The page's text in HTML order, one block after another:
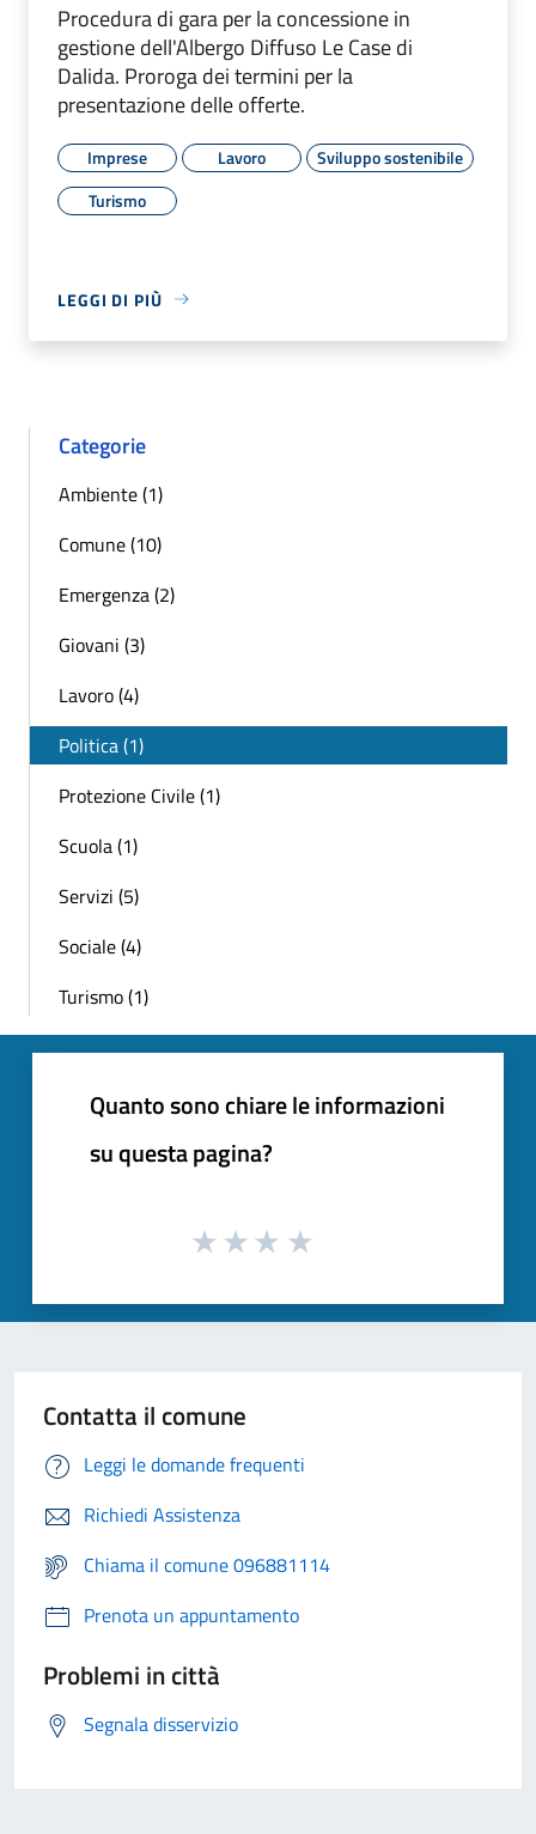
Procedura di gara per la concessione in
gestione dell'Albergo Diffuso Le Case di
Dalida. Proroga dei termini per la
presentazione delle offerte.
Imprese Lavoro
Sviluppo sostenibile
Turismo
LEGGI DI PIÙ
Categorie
Ambiente (1)
Comune (10)
Emergenza (2)
Giovani (3)
Lavoro (4)
Politica (1)
Protezione Civile (1)
Scuola (1)
Servizi (5)
Sociale (4)
Turismo (1)
Quanto sono chiare le informazioni
su questa pagina?
Contatta il comune
Leggi le domande frequenti
Richiedi Assistenza
Chiama il comune 096881114
Prenota un appuntamento
Problemi in città
Segnala disservizio